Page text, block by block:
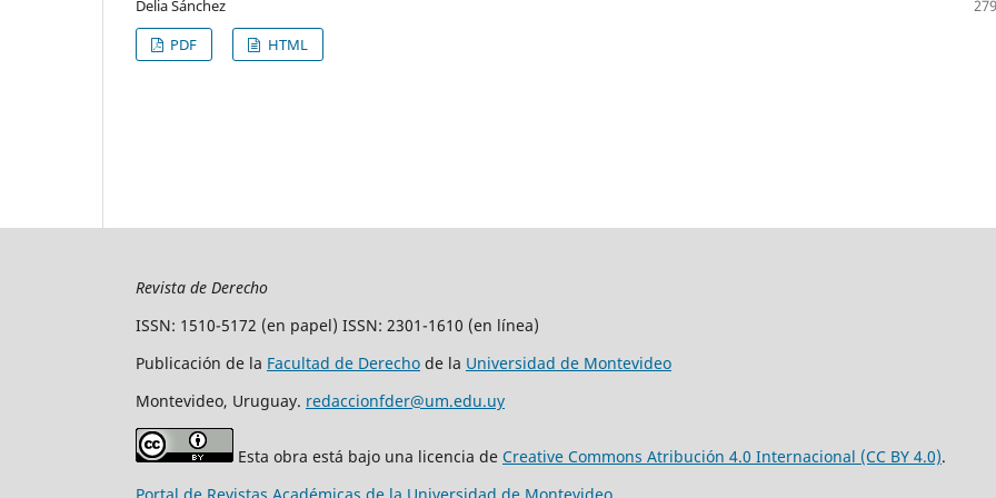
Delia Sánchez
PDF
HTML
Revista de Derecho
ISSN: 1510-5172 (en papel) ISSN: 2301-1610 (en línea)
Publicación de la Facultad de Derecho de la Universidad de Montevideo
Montevideo, Uruguay. redaccionfder@um.edu.uy
Esta obra está bajo una licencia de Creative Commons Atribución 4.0 Internacional (CC BY 4.0).